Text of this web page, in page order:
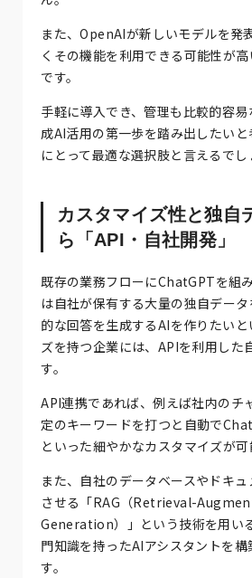
また、OpenAIが新しいモデルを発
くその機能を利用できる可能性が
です。
手軽に導入でき、管理も比較的容
成AI活用の第一歩を踏み出したい
にとって最適な選択肢と言えるでし
カスタマイズ性と独自
ら「API・自社開発」
既存の業務フローにChatGPTを組
は自社が保有する大量の独自デー
的な回答を生成するAIを作りたい
ズを持つ企業には、APIを利用した
す。
API連携であれば、例えば社内のチ
定のキーワードを打つと自動で
といった細やかなカスタマイズが可
また、自社のデータベースやドキ
させる「RAG（Retrieval-
Generation）」という技術を用い
門知識を持ったAIアシスタントを構
す。